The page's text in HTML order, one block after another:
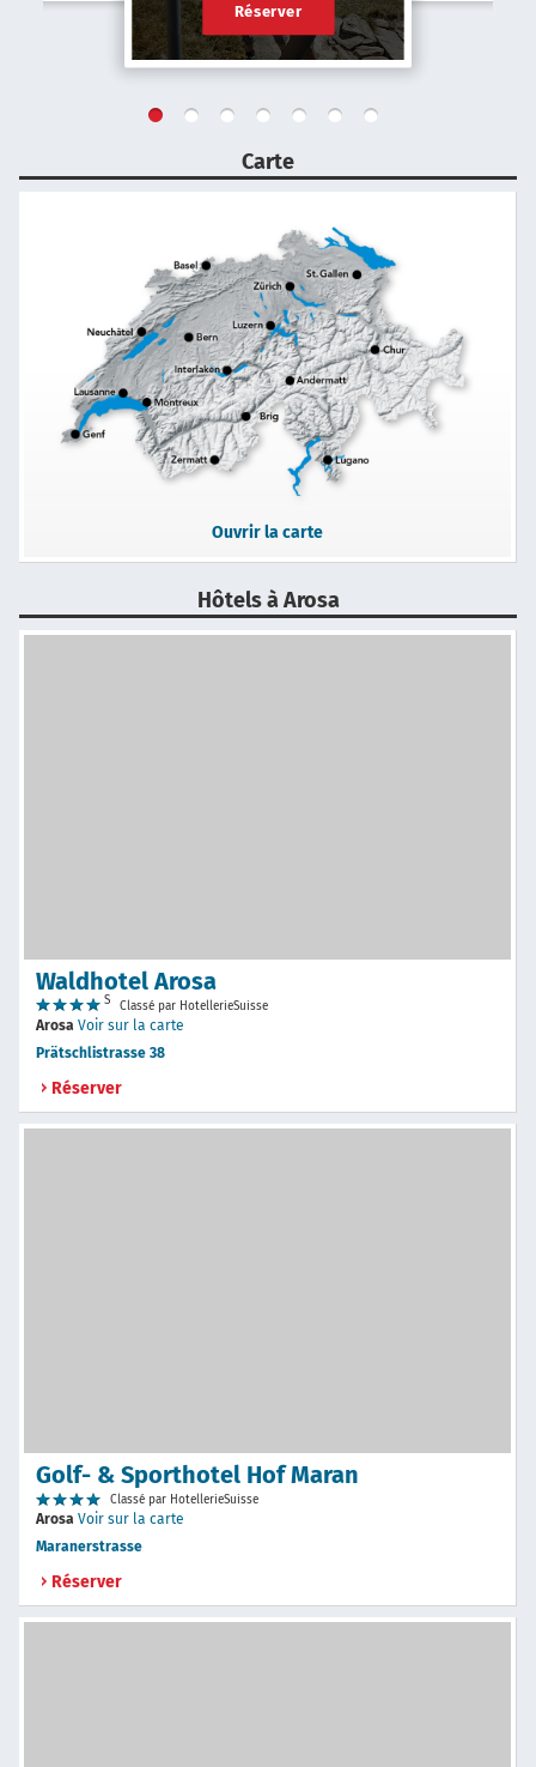
Réserver
Carte
Ouvrir la carte
Hôtels à Arosa
Waldhotel Arosa
S Classé par HotellerieSuisse
Arosa Voir sur la carte
Prätschlistrasse 38
Réserver
Golf- & Sporthotel Hof Maran
Classé par HotellerieSuisse
Arosa Voir sur la carte
Maranerstrasse
Réserver